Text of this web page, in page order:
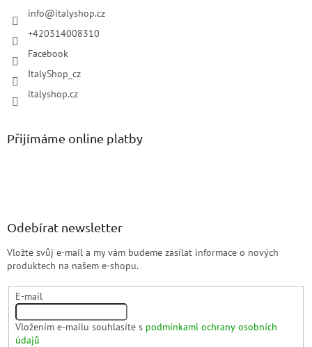
info@italyshop.cz
+420314008310
Facebook
ItalyShop_cz
italyshop.cz
Přijímáme online platby
Odebírat newsletter
Vložte svůj e-mail a my vám budeme zasílat informace o nových
produktech na našem e-shopu.
E-mail
Vložením e-mailu souhlasíte s podmínkami ochrany osobních
údajů